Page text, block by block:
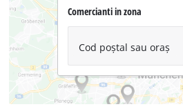
Comercianti in zona
Cod poștal sau oraș